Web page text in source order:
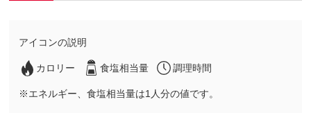
アイコンの説明
カロリー 食塩相当量 調理時間
※エネルギー、食塩相当量は1人分の値です。